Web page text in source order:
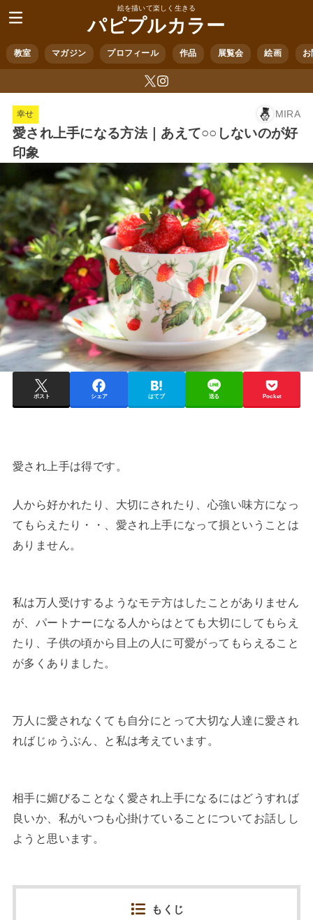
絵を描いて楽しく生きる
パピプルカラー
教室 マガジン プロフィール 作品 展覧会 絵画 お
幸せ MIRA
愛され上手になる方法｜あえて○○しないのが好
印象
ポスト シェア はてブ 送る Pocket
愛され上手は得です。
人から好かれたり、大切にされたり、心強い味方になっ
てもらえたり・・、愛され上手になって損ということは
ありません。
私は万人受けするようなモテ方はしたことがありません
が、パートナーになる人からはとても大切にしてもらえ
たり、子供の頃から目上の人に可愛がってもらえること
が多くありました。
万人に愛されなくても自分にとって大切な人達に愛され
ればじゅうぶん、と私は考えています。
相手に媚びることなく愛され上手になるにはどうすれば
良いか、私がいつも心掛けていることについてお話しし
ようと思います。
もくじ